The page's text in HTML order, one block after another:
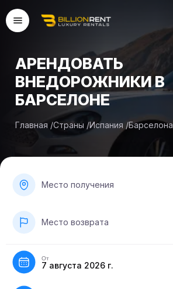
АРЕНДОВАТЬ
ВНЕДОРОЖНИКИ В
БАРСЕЛОНЕ
Главная /Страны /Испания /Барселона
Место получения
Место возврата
От
7 августа 2026 г.